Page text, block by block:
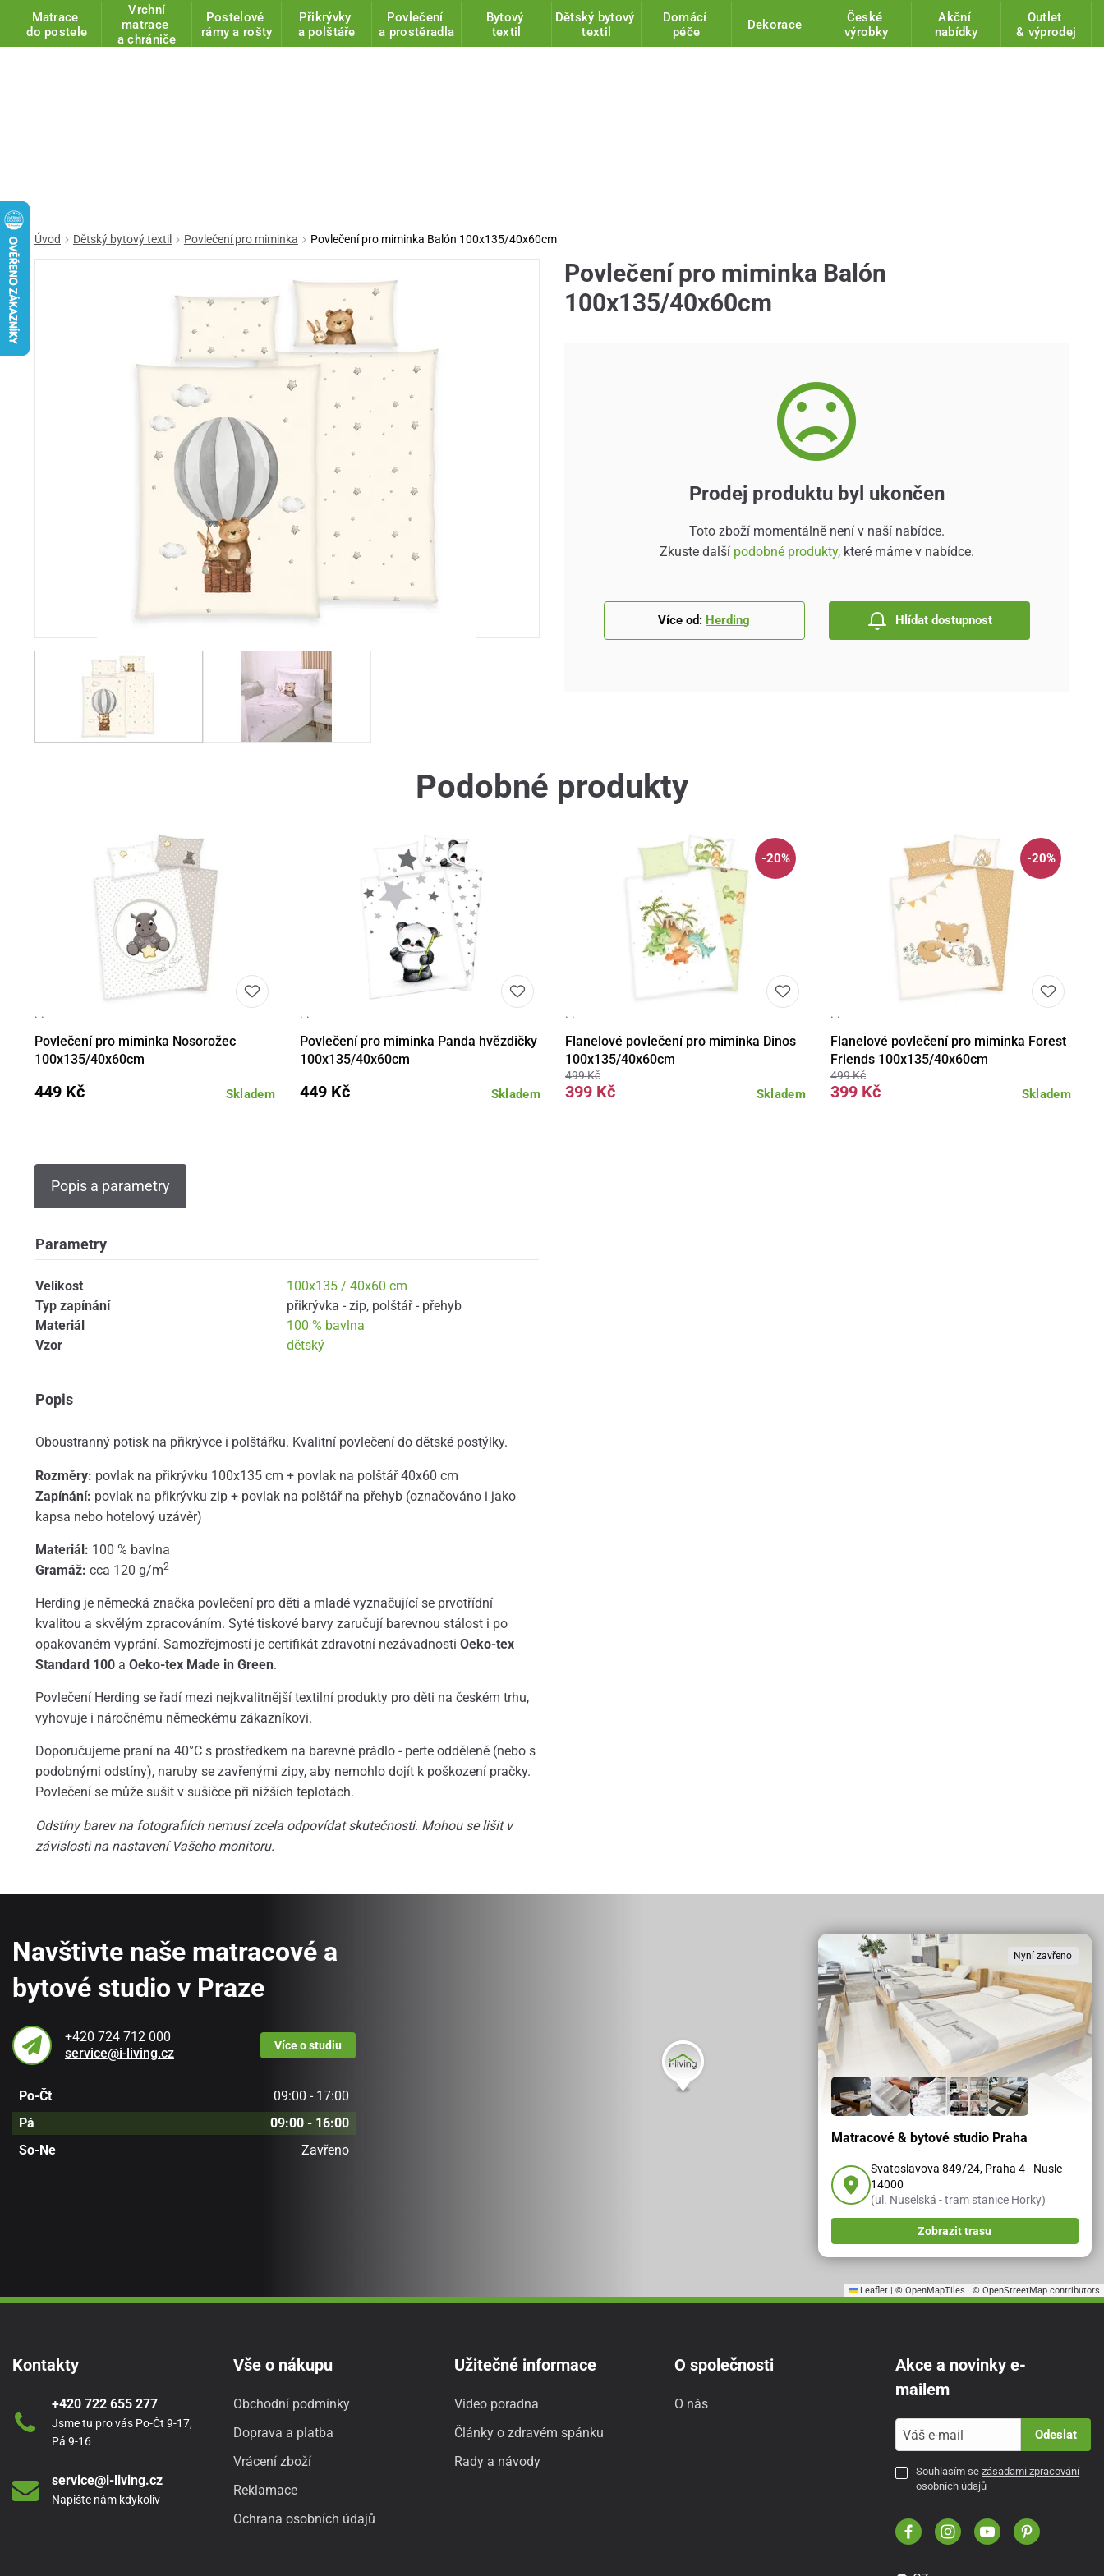
Matrace
do postele
Vrchní
matrace
a chrániče
Postelové
rámy a rošty
Přikrývky
a polštáře
Povlečení
a prostěradla
Bytový
textil
Dětský bytový
textil
Domácí
péče
Dekorace
České
výrobky
Akční
nabídky
Outlet
& výprodej
Úvod Dětský bytový textil Povlečení pro miminka Povlečení pro miminka Balón 100x135/40x60cm
Povlečení pro miminka Balón
100x135/40x60cm
Prodej produktu byl ukončen
Toto zboží momentálně není v naší nabídce.
Zkuste další podobné produkty,které máme v nabídce.
Více od: Herding Hlídat dostupnost
Podobné produkty
· ·
Povlečení pro miminka Nosorožec
100x135/40x60cm
Skladem
449 Kč
· ·
Povlečení pro miminka Panda hvězdičky
100x135/40x60cm
Skladem
449 Kč
-20%
· ·
Flanelové povlečení pro miminka Dinos
100x135/40x60cm
Skladem
499 Kč
399 Kč
-20%
· ·
Flanelové povlečení pro miminka Forest
Friends 100x135/40x60cm
Skladem
499 Kč
399 Kč
Popis a parametry
Parametry
Velikost
100x135 / 40x60 cm
Typ zapínání
přikrývka - zip, polštář - přehyb
Materiál
100 % bavlna
Vzor
dětský
Popis
Oboustranný potisk na přikrývce i polštářku. Kvalitní povlečení do dětské postýlky.
Rozměry: povlak na přikrývku 100x135 cm + povlak na polštář 40x60 cm
Zapínání: povlak na přikrývku zip + povlak na polštář na přehyb (označováno i jako
kapsa nebo hotelový uzávěr)
Materiál: 100 % bavlna
Gramáž: cca 120 g/m2
Herding je německá značka povlečení pro děti a mladé vyznačující se prvotřídní
kvalitou a skvělým zpracováním. Syté tiskové barvy zaručují barevnou stálost i po
opakovaném vyprání. Samozřejmostí je certifikát zdravotní nezávadnosti Oeko-tex
Standard 100 a Oeko-tex Made in Green.
Povlečení Herding se řadí mezi nejkvalitnější textilní produkty pro děti na českém trhu,
vyhovuje i náročnému německému zákazníkovi.
Doporučujeme praní na 40°C s prostředkem na barevné prádlo - perte odděleně (nebo s
podobnými odstíny), naruby se zavřenými zipy, aby nemohlo dojít k poškození pračky.
Povlečení se může sušit v sušičce při nižších teplotách.
Odstíny barev na fotografiích nemusí zcela odpovídat skutečnosti. Mohou se lišit v
závislosti na nastavení Vašeho monitoru.
Leaflet © OpenMapTiles © OpenStreetMap contributors
Navštivte naše matracové a
bytové studio v Praze
+420 724 712 000
service@i-living.cz
Víceo studiu
Po-Čt
09:00 - 17:00
Pá
09:00 - 16:00
So-Ne
Zavřeno
Nyní zavřeno
Matracové & bytové studio Praha
Svatoslavova 849/24, Praha 4 - Nusle
14000
(ul. Nuselská - tram stanice Horky)
Zobrazit trasu
Kontakty
+420 722 655 277
Jsme tu pro vás Po-Čt 9-17,
Pá 9-16
service@i-living.cz
Napište nám kdykoliv
Vše o nákupu
Obchodní podmínky
Doprava a platba
Vrácení zboží
Reklamace
Ochrana osobních údajů
Užitečné informace
Video poradna
Články o zdravém spánku
Rady a návody
O společnosti
O nás
Akce a novinky e-
mailem
Odeslat
Souhlasím sezásadami zpracování
osobních údajů